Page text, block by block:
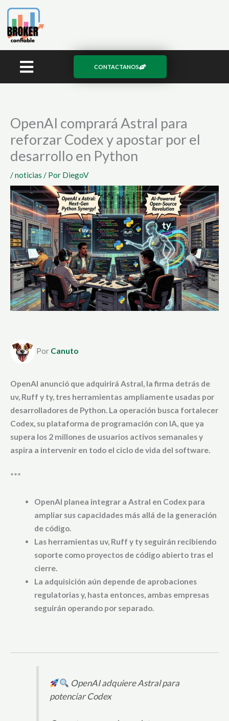
contenido
CONTACTANOS
OpenAI comprará Astral para
reforzar Codex y apostar por el
desarrollo en Python
/noticias / Por DiegoV
Por Canuto
OpenAI anunció que adquirirá Astral, la firma detrás de
uv, Ruff y ty, tres herramientas ampliamente usadas por
desarrolladores de Python. La operación busca fortalecer
Codex, su plataforma de programación con IA, que ya
supera los 2 millones de usuarios activos semanales y
aspira a intervenir en todo el ciclo de vida del software.
***
OpenAI planea integrar a Astral en Codex para
ampliar sus capacidades más allá de la generación
de código.
Las herramientas uv, Ruff y ty seguirán recibiendo
soporte como proyectos de código abierto tras el
cierre.
La adquisición aún depende de aprobaciones
regulatorias y, hasta entonces, ambas empresas
seguirán operando por separado.
OpenAI adquiere Astral para
potenciar Codex